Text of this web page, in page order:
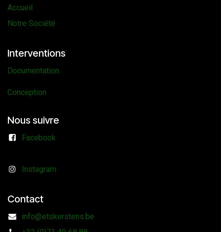
Accueil
Notre Société
Interventions
Documentation
Conception
Nous suivre
Facebook
Instagram
Contact
info@etskerstens.be